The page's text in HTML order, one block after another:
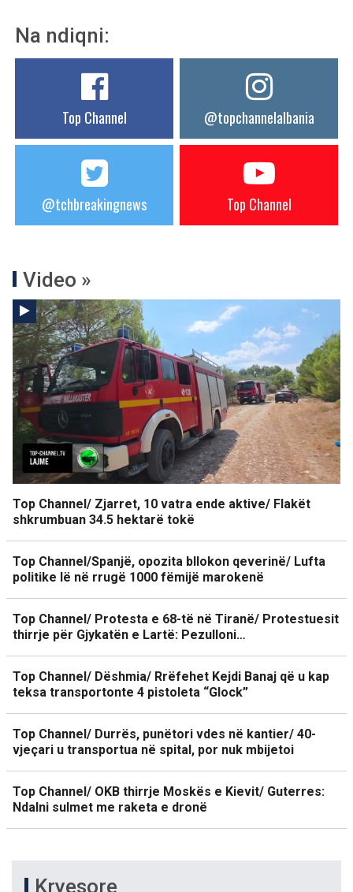
Na ndiqni:
Top Channel @topchannelalbania
@tchbreakingnews Top Channel
Video »
Top Channel/ Zjarret, 10 vatra ende aktive/ Flakët
shkrumbuan 34.5 hektarë tokë
Top Channel/Spanjë, opozita bllokon qeverinë/ Lufta
politike lë në rrugë 1000 fëmijë marokenë
Top Channel/ Protesta e 68-të në Tiranë/ Protestuesit
thirrje për Gjykatën e Lartë: Pezulloni…
Top Channel/ Dëshmia/ Rrëfehet Kejdi Banaj që u kap
teksa transportonte 4 pistoleta “Glock”
Top Channel/ Durrës, punëtori vdes në kantier/ 40-
vjeçari u transportua në spital, por nuk mbijetoi
Top Channel/ OKB thirrje Moskës e Kievit/ Guterres:
Ndalni sulmet me raketa e dronë
Kryesore